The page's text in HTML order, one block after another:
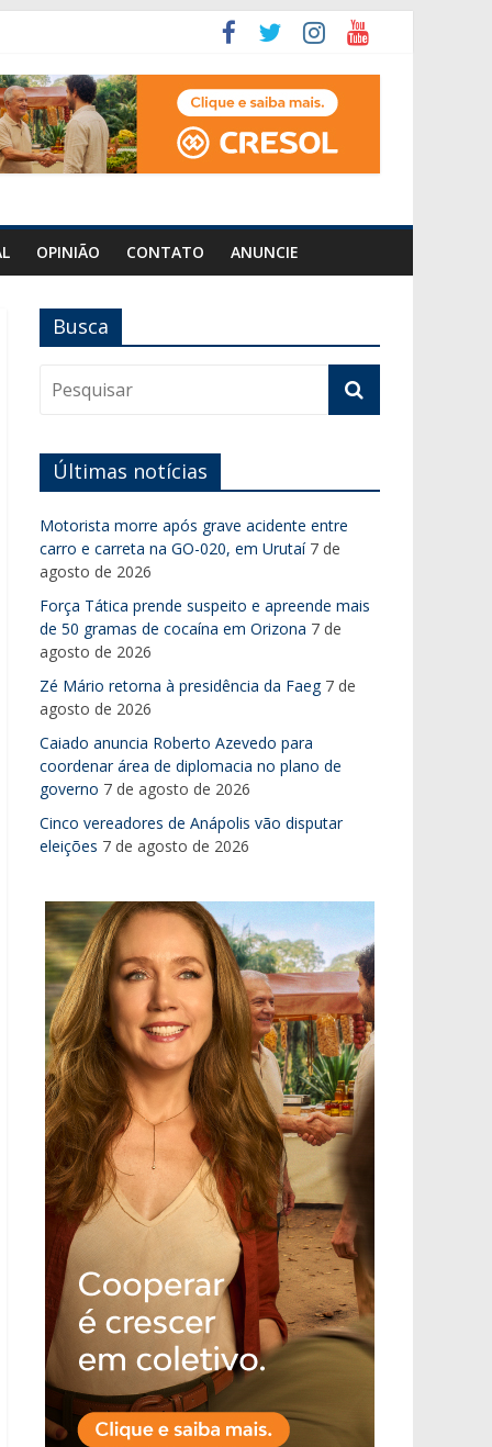
OPINIÃO CONTATO ANUNCIE
Busca
Últimas notícias
Motorista morre após grave acidente entre
carro e carreta na GO-020, em Urutaí 7 de
agosto de 2026
Força Tática prende suspeito e apreende mais
de 50 gramas de cocaína em Orizona 7 de
agosto de 2026
Zé Mário retorna à presidência da Faeg 7 de
agosto de 2026
Caiado anuncia Roberto Azevedo para
coordenar área de diplomacia no plano de
governo 7 de agosto de 2026
Cinco vereadores de Anápolis vão disputar
eleições 7 de agosto de 2026